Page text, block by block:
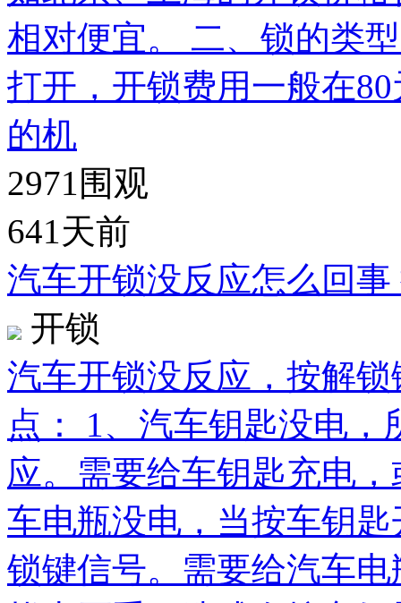
相对便宜。 二、锁的类
打开，开锁费用一般在
的机
2971 围观
641天前
汽车开锁没反应怎么回
开锁
汽车开锁没反应，按解
点： 1、汽车钥匙没电
应。需要给车钥匙充电
车电瓶没电，当按车钥
锁键信号。需要给汽车